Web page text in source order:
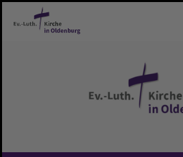
Zum Hauptinhalt springen